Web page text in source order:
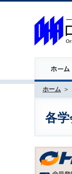
ホーム
各